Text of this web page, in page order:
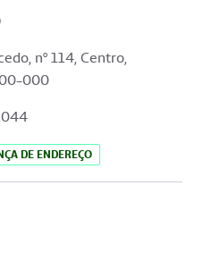
nº 114, Centro,
000
DE ENDEREÇO